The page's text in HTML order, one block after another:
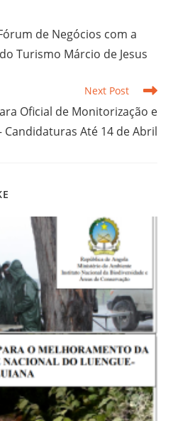
de Negócios com a
Turismo Márcio de Jesus
Next Post
Oficial de Monitorização e
Candidaturas Até 14 de Abril